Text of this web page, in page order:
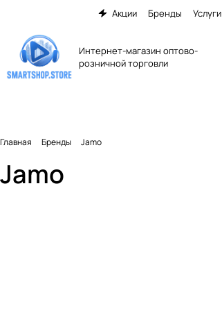
Акции Бренды Услуги
Интернет-магазин оптово-
розничной торговли
Главная Бренды Jamo
Jamo